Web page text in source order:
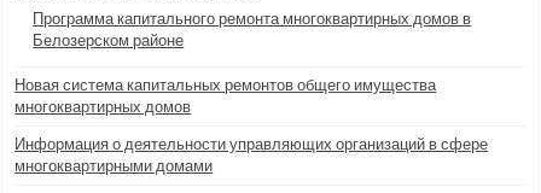
Программа капитального ремонта многоквартирных домов в
Белозерском районе
Новая система капитальных ремонтов общего имущества
многоквартирных домов
Информация о деятельности управляющих организаций в сфере
многоквартирными домами